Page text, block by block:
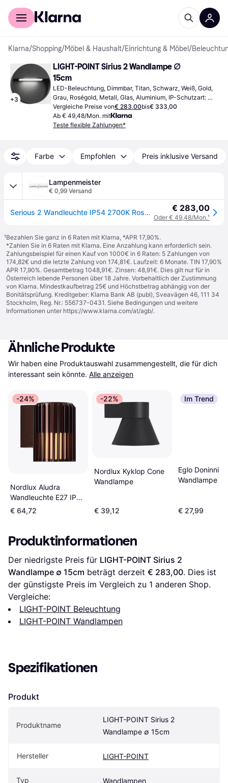
Für Shopper
Klarna/Shopping/Möbel & Haushalt/Einrichtung & Möbel /
+3
LIGHT-POINT Sirius 2 Wandlampe ∅
15cm
LED-Beleuchtung, Dimmbar, Titan, Schwarz, Weiß, Gold,
Grau, Roségold, Metall, Glas, Aluminium, IP-Schutzart:
IP54, IP44
Vergleiche Preise von€ 283,00bis€ 333,00
Ab € 49,48/Mon. mit
Teste flexible Zahlungen*
Farbe Empfohlen Preis inklusive Versand
Lampenmeister
€ 0,99 Versand
Serious 2 Wandleuchte IP54 2700K Rose Gold - LIGHT-POINT - Balkon - Aluminium € 283,00
Oder € 49,48/Mon.¹
¹Bezahlen Sie ganz in 6 Raten mit Klarna, *APR 17,90%.
*Zahlen Sie in 6 Raten mit Klarna. Eine Anzahlung kann erforderlich sein.
Zahlungsbeispiel für einen Kauf von 1000€ in 6 Raten: 5 Zahlungen von
174,82€ und die letzte Zahlung von 174,81€. Laufzeit: 6 Monate. TIN 17,90%
APR 17,90%. Gesamtbetrag 1048,91€. Zinsen: 48,91€. Dies gilt nur für in
Österreich lebende Personen über 18 Jahre. Vorbehaltlich der Zustimmung
von Klarna. Mindestkaufbetrag 25€ und Höchstbetrag abhängig von der
Bonitätsprüfung. Kreditgeber: Klarna Bank AB (publ), Sveavägen 46, 111 34
Stockholm, Reg. Nr.: 556737-0431. Siehe Bedingungen und weitere
Informationen unter https://www.klarna.com/at/agb/.
Ähnliche Produkte
Wir haben eine Produktauswahl zusammengestellt, die für dich
interessant sein könnte. Alle anzeigen
-24%
Nordlux Aludra
Wandleuchte E27 IP54
Braun Wandlampe
€ 64,72
-22%
Nordlux Kyklop Cone
Wandlampe
€ 39,12
Im Trend
Eglo Doninni
Wandlampe
€ 27,99
Produktinformationen
Der niedrigste Preis für LIGHT-POINT Sirius 2
Wandlampe ∅ 15cm beträgt derzeit € 283,00. Dies ist
der günstigste Preis im Vergleich zu 1 anderen Shop.
Vergleiche:
LIGHT-POINT Beleuchtung
LIGHT-POINT Wandlampen
Spezifikationen
Produkt
Produktname
LIGHT-POINT Sirius 2
Wandlampe ∅ 15cm
Hersteller LIGHT-POINT
Typ Wandlampen